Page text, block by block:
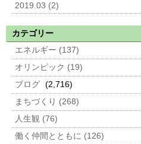
2019.03 (2)
カテゴリー
エネルギー (137)
オリンピック (19)
ブログ (2,716)
まちづくり (268)
人生観 (76)
働く仲間とともに (126)